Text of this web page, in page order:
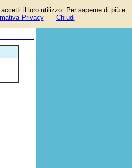
il loro utilizzo. Per saperne di più e
Privacy Chiudi